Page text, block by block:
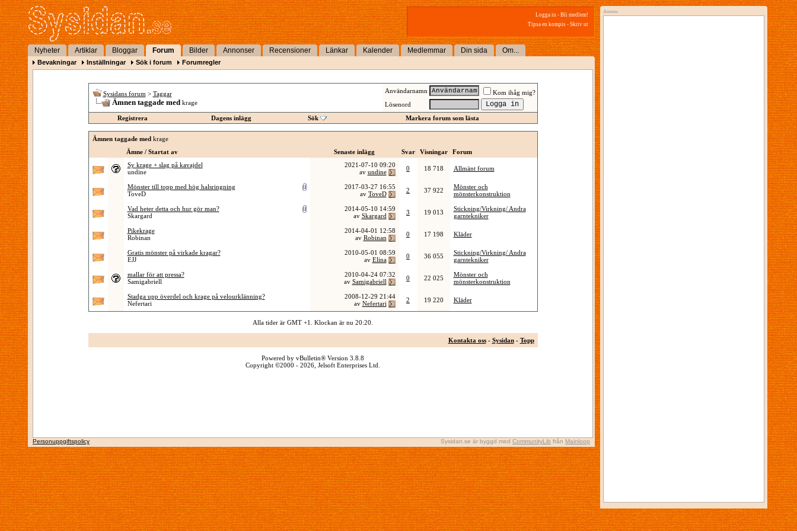
Logga in - Bli medlem!
Tipsa en kompis - Skriv ut
Nyheter Artiklar Bloggar Forum Bilder Annonser Recensioner Länkar Kalender Medlemmar Din sida Om...
Bevakningar Inställningar Sök i forum Forumregler
Sysidans forum > Taggar
Ämnen taggade med krage
Användarnamn
Kom ihåg mig?
Lösenord
Registrera
Dagens inlägg Sök Markera forum som lästa
Ämnen taggade med krage
Ämne / Startat av
Senaste inlägg Svar Visningar
Forum
Sy krage + slag på kavajdel
undine
2021-07-10 09:20
av undine 0 18 718 Allmänt forum
Mönster till topp med hög halsringning
ToveD
2017-03-27 16:55
av ToveD 2 37 922
Mönster och
mönsterkonstruktion
Vad heter detta och hur gör man?
Skargard
2014-05-10 14:59
av Skargard 3 19 013
Stickning/Virkning/ Andra
garntekniker
Pikekrage
Robinan
2014-04-01 12:58
av Robinan 0 17 198 Kläder
Gratis mönster på virkade kragar?
EJJ
2010-05-01 08:59
av Elina 0 36 055
Stickning/Virkning/ Andra
garntekniker
mallar för att pressa?
Samigabriell
2010-04-24 07:32
av Samigabriell 0 22 025
Mönster och
mönsterkonstruktion
Stadga upp överdel och krage på velourklänning?
Nefertari
2008-12-29 21:44
av Nefertari 2 19 220 Kläder
Alla tider är GMT +1. Klockan är nu 20:20
Kontakta oss- Sysidan- Topp
Powered by vBulletin® Version 3.8.8
Copyright ©2000 - 2026, Jelsoft Enterprises Ltd.
Sysidan.se är byggd med CommunityLib från Mainloop
Personuppgiftspolicy
Annons